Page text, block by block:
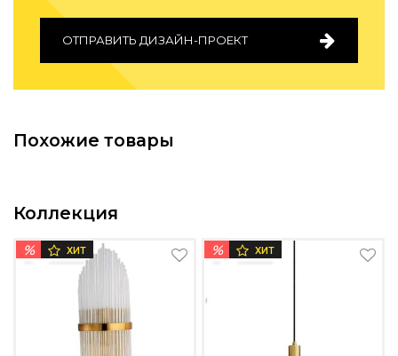
ОТПРАВИТЬ ДИЗАЙН-ПРОЕКТ
Похожие товары
Коллекция
% ХИТ % ХИТ